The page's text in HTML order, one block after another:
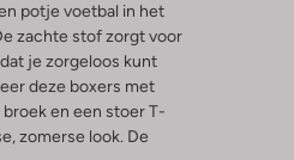
potje voetbal in het
zachte stof zorgt voor
je zorgeloos kunt
deze boxers met
en een stoer T-
zomerse look. De